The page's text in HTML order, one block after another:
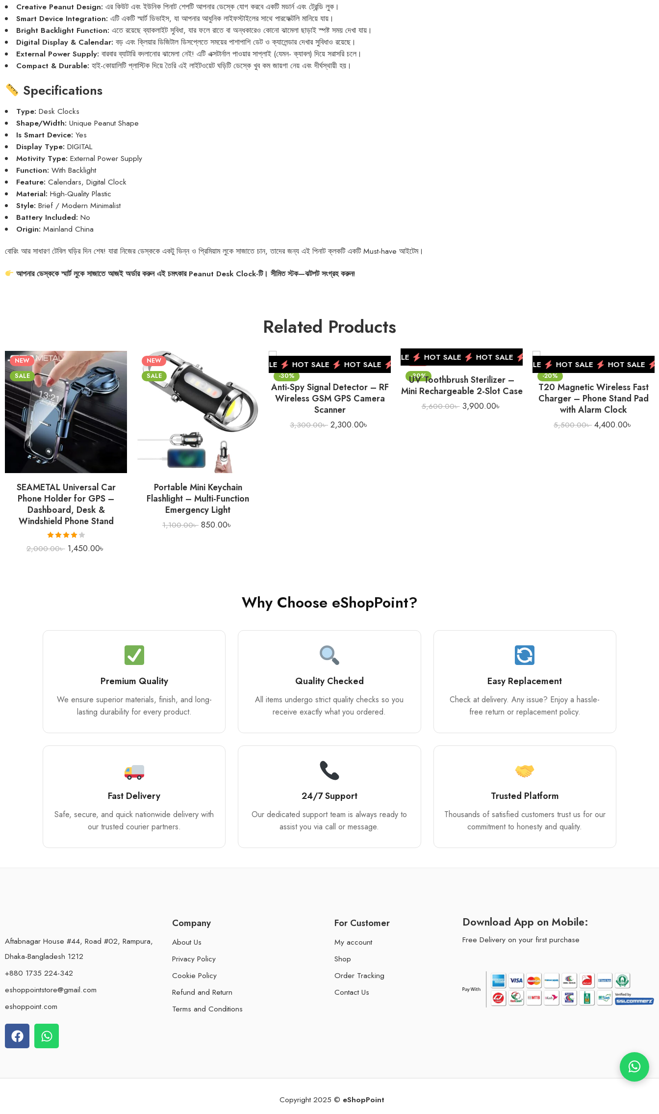
Creative Peanut Design: এর কিউট এবং ইউনিক পিনাট শেপটি আপনার ডেস্কে যোগ করবে একটি মডার্ন এবং ট্রেন্ডি লুক।
Smart Device Integration: এটি একটি স্মার্ট ডিভাইস, যা আপনার আধুনিক লাইফস্টাইলের সাথে পারফেক্টলি মানিয়ে যায়।
Bright Backlight Function: এতে রয়েছে ব্যাকলাইট সুবিধা, যার ফলে রাতে বা অন্ধকারেও কোনো ঝামেলা ছাড়াই স্পষ্ট সময় দেখা যায়।
Digital Display & Calendar: বড় এবং ক্লিয়ার ডিজিটাল ডিসপ্লেতে সময়ের পাশাপাশি ডেট ও ক্যালেন্ডার দেখার সুবিধাও রয়েছে।
External Power Supply: বারবার ব্যাটারি বদলানোর ঝামেলা নেই! এটি এক্সটার্নাল পাওয়ার সাপ্লাই (যেমন- ক্যাবল) দিয়ে সরাসরি চলে।
Compact & Durable: হাই-কোয়ালিটি প্লাস্টিক দিয়ে তৈরি এই লাইটওয়েট ঘড়িটি ডেস্কে খুব কম জায়গা নেয় এবং দীর্ঘস্থায়ী হয়।
Specifications
Type: Desk Clocks
Shape/Width: Unique Peanut Shape
Is Smart Device: Yes
Display Type: DIGITAL
Motivity Type: External Power Supply
Function: With Backlight
Feature: Calendars, Digital Clock
Material: High-Quality Plastic
Style: Brief / Modern Minimalist
Battery Included: No
Origin: Mainland China
বোরিং আর সাধারণ টেবিল ঘড়ির দিন শেষ! যারা নিজের ডেস্ককে একটু ভিন্ন ও প্রিমিয়াম লুকে সাজাতে চান, তাদের জন্য এই পিনাট ক্লকটি একটি Must-have আইটেম।
আপনার ডেস্ককে স্মার্ট লুকে সাজাতে আজই অর্ডার করুন এই চমৎকার Peanut Desk Clock-টি। সীমিত স্টক—ঝটপট সংগ্রহ করুন!
Related Products
NEW
SALE
SEAMETAL Universal Car
Phone Holder for GPS –
Dashboard, Desk &
Windshield Phone Stand
Rated
4.00 out
2,000.00৳ 1,450.00৳
NEW
SALE
Portable Mini Keychain
Flashlight – Multi-Function
Emergency Light
1,100.00৳ 850.00৳
NEW
-30%
HOT SALE HOT SALE HOT SALE HOT SALE HOT SALE HOT SALE HOT SALE HOT SALE
Anti-Spy Signal Detector – RF
Wireless GSM GPS Camera
Scanner
3,300.00৳ 2,300.00৳
NEW
-30%
HOT SALE HOT SALE HOT SALE HOT SALE HOT SALE HOT
UV Toothbrush Sterilizer –
Mini Rechargeable 2-Slot Case
5,600.00৳ 3,900.00৳
NEW
-20%
HOT SALE HOT SALE HOT SALE
T20 Magnetic Wireless Fast
Charger – Phone Stand Pad
with Alarm Clock
5,500.00৳ 4,400.00৳
Why Choose eShopPoint?
Premium Quality
We ensure superior materials, finish, and long-
lasting durability for every product.
Quality Checked
All items undergo strict quality checks so you
receive exactly what you ordered.
Easy Replacement
Check at delivery. Any issue? Enjoy a hassle-
free return or replacement policy.
Fast Delivery
Safe, secure, and quick nationwide delivery with
our trusted courier partners.
24/7 Support
Our dedicated support team is always ready to
assist you via call or message.
Trusted Platform
Thousands of satisfied customers trust us for our
commitment to honesty and quality.
Aftabnagar House #44, Road #02, Rampura,
Dhaka-Bangladesh 1212
+880 1735 224-342
eshoppointstore@gmail.com
eshoppoint.com
Company
About Us
Privacy Policy
Cookie Policy
Refund and Return
Terms and Conditions
For Customer
My account
Shop
Order Tracking
Contact Us
Download App on Mobile:
Free Delivery on your first purchase
Copyright 2025 © eShopPoint